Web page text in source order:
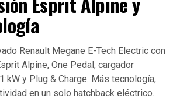
Renault Megane E-Tech Electric con
Alpine, One Pedal, cargador
kW y Plug & Charge. Más tecnología,
en un solo hatchback eléctrico.